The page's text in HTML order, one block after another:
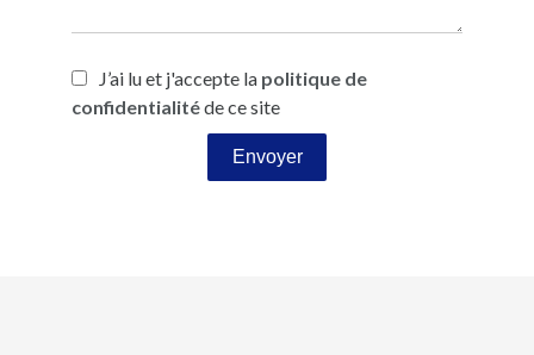
J’ai lu et j'accepte la politique de
confidentialitéde ce site
Envoyer